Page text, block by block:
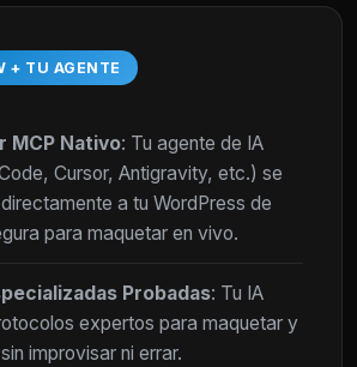
+ TU AGENTE
MCP Nativo: Tu agente de IA
Cursor, Antigravity, etc.) se
a tu WordPress de
para maquetar en vivo.
Probadas: Tu IA
expertos para maquetar y
improvisar ni errar.